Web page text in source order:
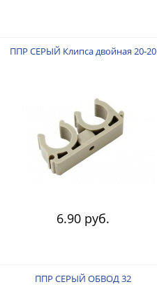
ППР СЕРЫЙ Клипса двойная 20-20
6.90 руб.
ППР СЕРЫЙ ОБВОД 32